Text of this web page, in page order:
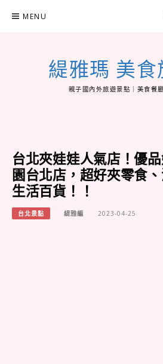
MENU
緹雅瑪 美食
親子國內外旅遊景點｜美食餐
台北夾娃娃人氣店！優
園台北店，超好夾零食
生活百貨！！
台北景點 緹雅編 2023-04-25